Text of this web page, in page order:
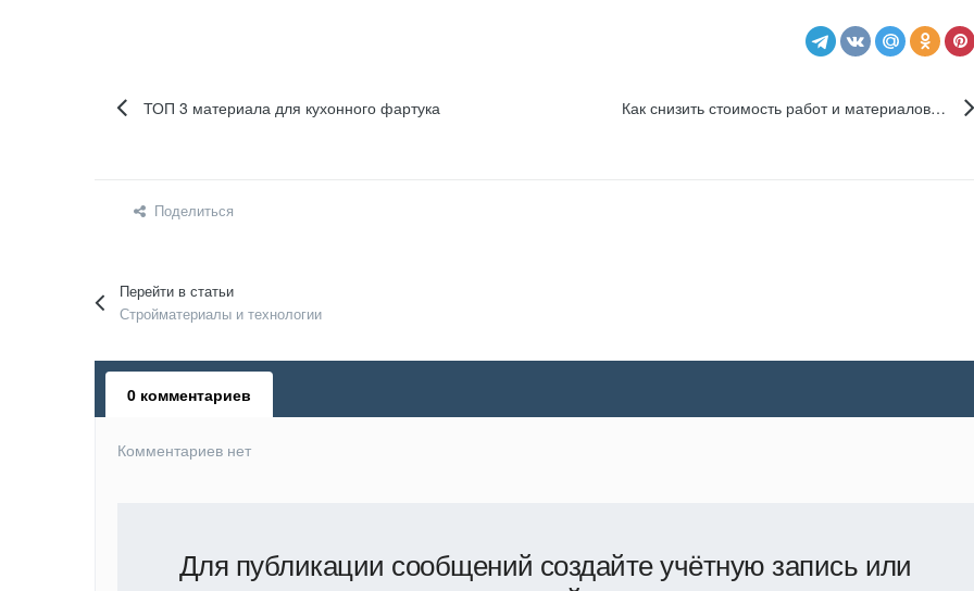
ТОП 3 материала для кухонного фартука Как снизить стоимость работ и материалов на бетонной подготовке и гидроизоляции?
Поделиться
Перейти в статьи
Стройматериалы и технологии
0 комментариев
Комментариев нет
Для публикации сообщений создайте учётную запись или